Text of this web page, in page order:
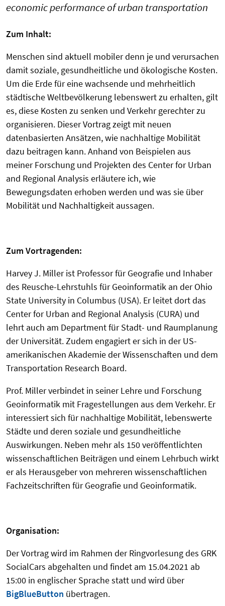
economic performance of urban transportation
Zum Inhalt:
Menschen sind aktuell mobiler denn je und verursachen
damit soziale, gesundheitliche und ökologische Kosten.
Um die Erde für eine wachsende und mehrheitlich
städtische Weltbevölkerung lebenswert zu erhalten, gilt
es, diese Kosten zu senken und Verkehr gerechter zu
organisieren. Dieser Vortrag zeigt mit neuen
datenbasierten Ansätzen, wie nachhaltige Mobilität
dazu beitragen kann. Anhand von Beispielen aus
meiner Forschung und Projekten des Center for Urban
and Regional Analysis erläutere ich, wie
Bewegungsdaten erhoben werden und was sie über
Mobilität und Nachhaltigkeit aussagen.
Zum Vortragenden:
Harvey J. Miller ist Professor für Geografie und Inhaber
des Reusche-Lehrstuhls für Geoinformatik an der Ohio
State University in Columbus (USA). Er leitet dort das
Center for Urban and Regional Analysis (CURA) und
lehrt auch am Department für Stadt- und Raumplanung
der Universität. Zudem engagiert er sich in der US-
amerikanischen Akademie der Wissenschaften und dem
Transportation Research Board.
Prof. Miller verbindet in seiner Lehre und Forschung
Geoinformatik mit Fragestellungen aus dem Verkehr. Er
interessiert sich für nachhaltige Mobilität, lebenswerte
Städte und deren soziale und gesundheitliche
Auswirkungen. Neben mehr als 150 veröffentlichten
wissenschaftlichen Beiträgen und einem Lehrbuch wirkt
er als Herausgeber von mehreren wissenschaftlichen
Fachzeitschriften für Geografie und Geoinformatik.
Organisation:
Der Vortrag wird im Rahmen der Ringvorlesung des GRK
SocialCars abgehalten und findet am 15.04.2021 ab
15:00 in englischer Sprache statt und wird über
BigBlueButton übertragen.